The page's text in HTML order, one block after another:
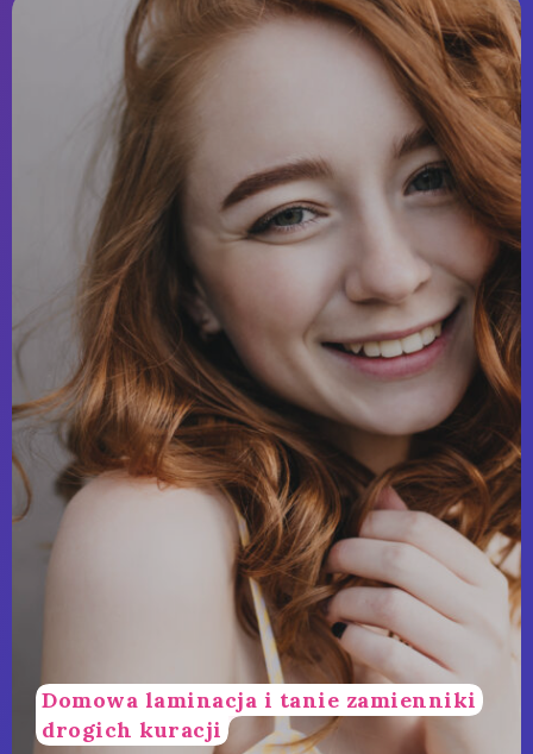
Domowa laminacja i tanie zamienniki
drogich kuracji